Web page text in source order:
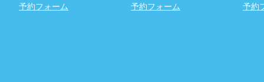
予約フォーム
予約フォーム
予約